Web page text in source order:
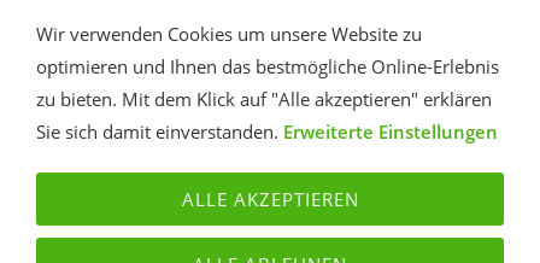
YouTube Insel Töplitz
Zugriffe heute: 9109
KONTAKT ROUTE IMPRESSUM DATENSCHUTZ
Wir verwenden Cookies um unsere Website zu
optimieren und Ihnen das bestmögliche Online-Erlebnis
zu bieten. Mit dem Klick auf "Alle akzeptieren" erklären
Sie sich damit einverstanden. Erweiterte Einstellungen
ALLE AKZEPTIEREN